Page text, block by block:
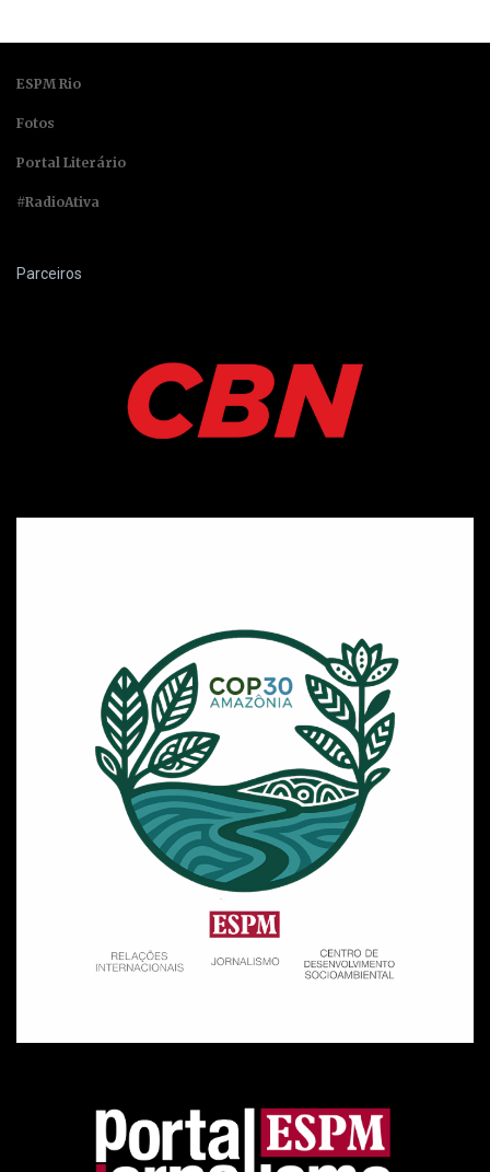
ESPM Rio
Fotos
Portal Literário
#RadioAtiva
Parceiros